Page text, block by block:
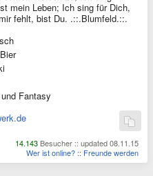
mein Leben; Ich sing für Dich,
fehlt, bist Du. .::.Blumfeld.::.
Fantasy
14.143 Besucher :: updated 08.11.15
Wer ist online? :: Freunde werden